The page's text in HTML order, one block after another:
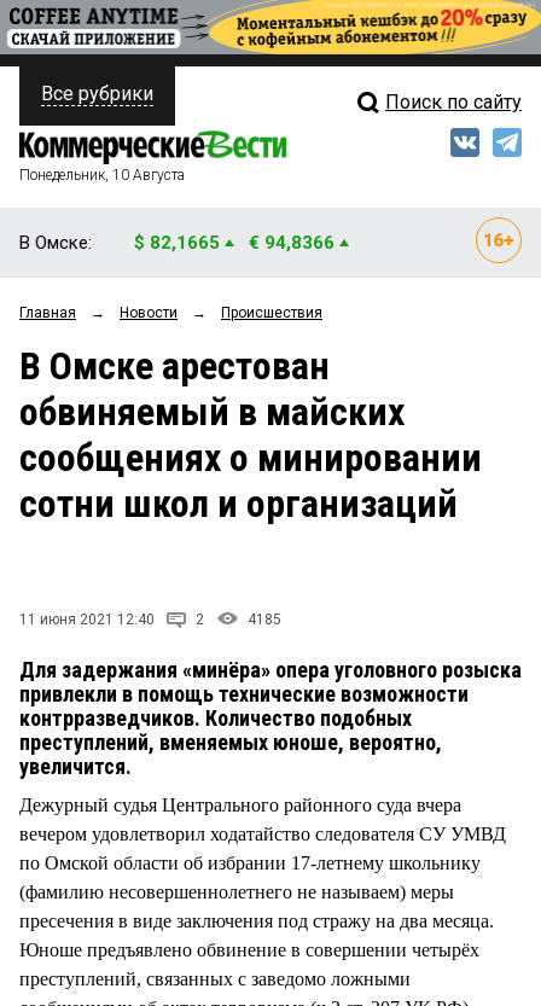
ПОЛИТИКА
ФИНАНСЫ
ОБЩЕСТВО
ЗАКОН
НОВОСТИ КОМПАНИЙ
Свежий выпуск
Мнения
Рейтинги
Блоги
Архив
Все рубрики Поиск по сайту
Понедельник, 10 Августа
В Омске: $ 82,1665 € 94,8366
Главная → Новости → Происшествия
В Омске арестован
обвиняемый в майских
сообщениях о минировании
сотни школ и организаций
11 июня 2021 12:40 2 4185
Для задержания «минёра» опера уголовного розыска
привлекли в помощь технические возможности
контрразведчиков. Количество подобных
преступлений, вменяемых юноше, вероятно,
увеличится.
Дежурный судья Центрального районного суда вчера
вечером удовлетворил ходатайство следователя СУ УМВД
по Омской области об избрании 17-летнему школьнику
(фамилию несовершеннолетнего не называем) меры
пресечения в виде заключения под стражу на два месяца.
Юноше предъявлено обвинение в совершении четырёх
преступлений, связанных с заведомо ложными